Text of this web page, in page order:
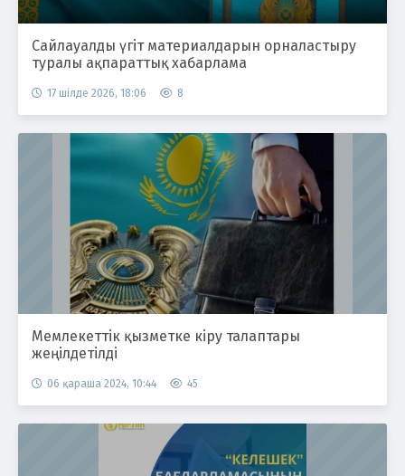
Сайлауалды үгіт материалдарын орналастыру
туралы ақпараттық хабарлама
17 шілде 2026, 18:06 8
Мемлекеттік қызметке кіру талаптары
жеңілдетілді
06 қараша 2024, 10:44 45